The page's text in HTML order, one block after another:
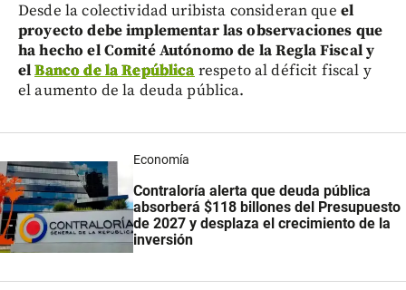
Desde la colectividad uribista consideran que el
proyecto debe implementar las observaciones que
ha hecho el Comité Autónomo de la Regla Fiscal y
elBanco de la República respeto al déficit fiscal y
el aumento de la deuda pública.
Economía
Contraloría alerta que deuda pública
absorberá $118 billones del Presupuesto
de 2027 y desplaza el crecimiento de la
inversión